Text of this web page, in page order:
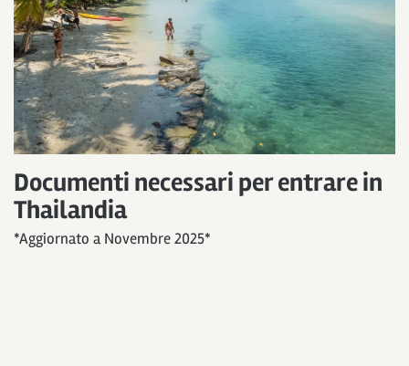
Documenti necessari per entrare in
Thailandia
*Aggiornato a Novembre 2025*